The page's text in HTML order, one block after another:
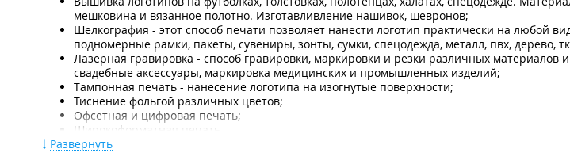
мешковина и вязанное полотно. Изготавливление нашивок, шевронов;
Шелкография - этот способ печати позволяет нанести логотип практически на любой
подномерные рамки, пакеты, сувениры, зонты, сумки, спецодежда, металл, пвх, дерево,
Лазерная гравировка - способ гравировки, маркировки и резки различных материалов
свадебные аксессуары, маркировка медицинских и промышленных изделий;
Тампонная печать - нанесение логотипа на изогнутые поверхности;
Тиснение фольгой различных цветов;
Офсетная и цифровая печать;
Широкоформатная печать.
Развернуть